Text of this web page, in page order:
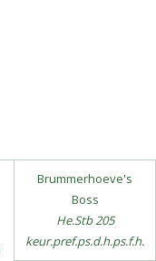
Brummerhoeve's
Boss
He.Stb 205
keur.pref.ps.d.h.ps.f.h.